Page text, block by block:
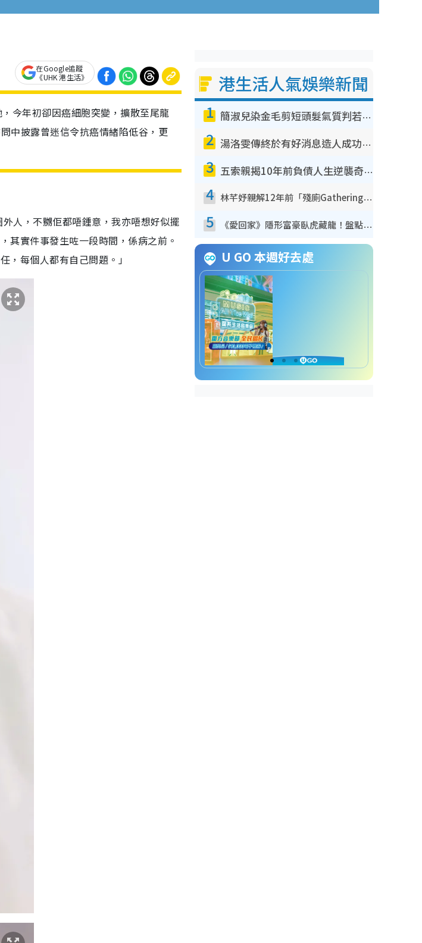
在Google追蹤
《UHK 港生活》
今年初卻因癌細胞突變，擴散至尾龍
中披露曾迷信令抗癌情緒陷低谷，更
人，不嬲佢都唔鍾意，我亦唔想好似擺
其實件事發生咗一段時間，係病之前。
，每個人都有自己問題。」
港生活人氣娛樂新聞
1 簡淑兒染金毛剪短頭髮氣質判若兩人！嚇壞老公麥大力都認唔出：「你做咩事？」
2 湯洛雯傳終於有好消息造人成功！兩大細節曝孕味極濃惹猜測：大肚婆先會咁！
3 五索親揭10年前負債人生逆襲奇蹟！全靠去一地方轉運後即遇上馬先生
4 林芊妤親解12年前「殘廁Gathering」真相！高層解約一句話重創尊嚴至今拒返TVB
5 《愛回家》隱形富豪臥虎藏龍！盤點12位財氣逼人的有錢藝人：呢位靚女3億身家唔憂做
U GO 本週好去處